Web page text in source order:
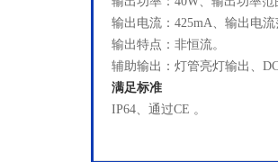
输出电流：425mA、输出电
输出特点：非恒流。
辅助输出：灯管亮灯输出、
满足标准
IP64、通过CE 。